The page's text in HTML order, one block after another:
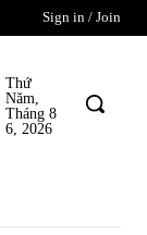
Sign in / Join
Thứ
Năm,
Tháng 8
6, 2026